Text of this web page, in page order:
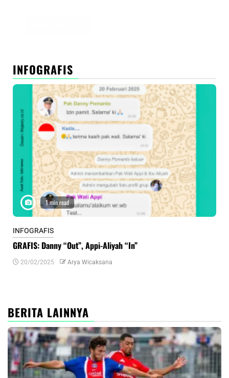
INFOGRAFIS
1 min read
INFOGRAFIS
GRAFIS: Danny “Out”, Appi-Aliyah “In”
20/02/2025 Arya Wicaksana
BERITA LAINNYA